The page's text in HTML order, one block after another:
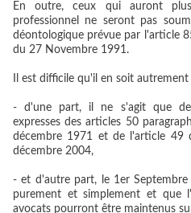
En outre, ceux qui auront
professionnel ne seront pas
déontologique prévue par l'article
du 27 Novembre 1991.
Il est difficile qu'il en soit
- d'une part, il ne s'agit que de
expresses des articles 50
décembre 1971 et de l'article 49
décembre 2004,
- et d'autre part, le 1er
purement et simplement et que
avocats pourront être maintenus